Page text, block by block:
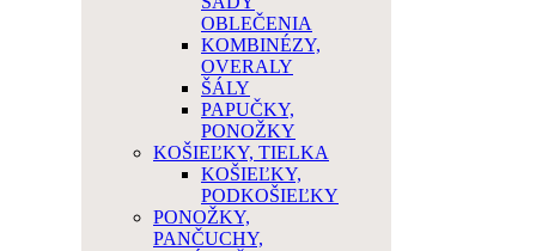
OBLEČENIA
KOMBINÉZY,
OVERALY
ŠÁLY
PAPUČKY,
PONOŽKY
KOŠIEĽKY, TIELKA
KOŠIEĽKY,
PODKOŠIEĽKY
PONOŽKY,
PANČUCHY,